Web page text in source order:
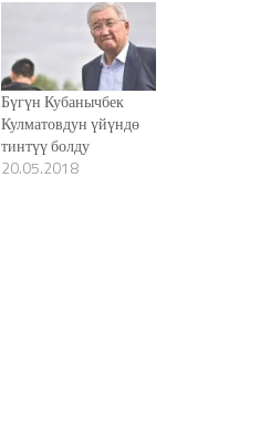
Бүгүн Кубанычбек
Кулматовдун үйүндө
тинтүү болду
20.05.2018